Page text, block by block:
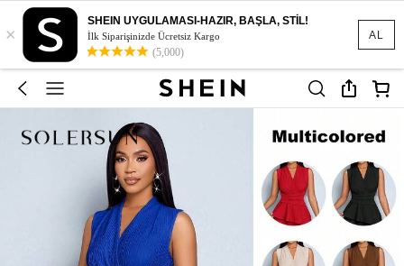
AL
×
SHEIN UYGULAMASI-HAZIR, BAŞLA, STİL!
İlk Siparişinizde Ücretsiz Kargo
(5,000)